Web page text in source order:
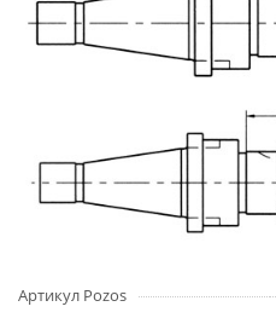
Артикул Pozos